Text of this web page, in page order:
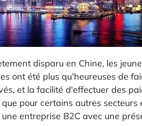
disparu en Chine, les
ont été plus qu'heureuses de
et la facilité d'effectuer des
pour certains autres
entreprise B2C avec une